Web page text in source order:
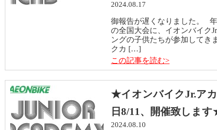
2024.08.17
御報告が遅くなりました。
の全国大会に、イオンバイク
ングの子供たちが参加して
クカ […]
この記事を読む>
★イオンバイクJr.ア
日8/11、開催致しま
2024.08.10